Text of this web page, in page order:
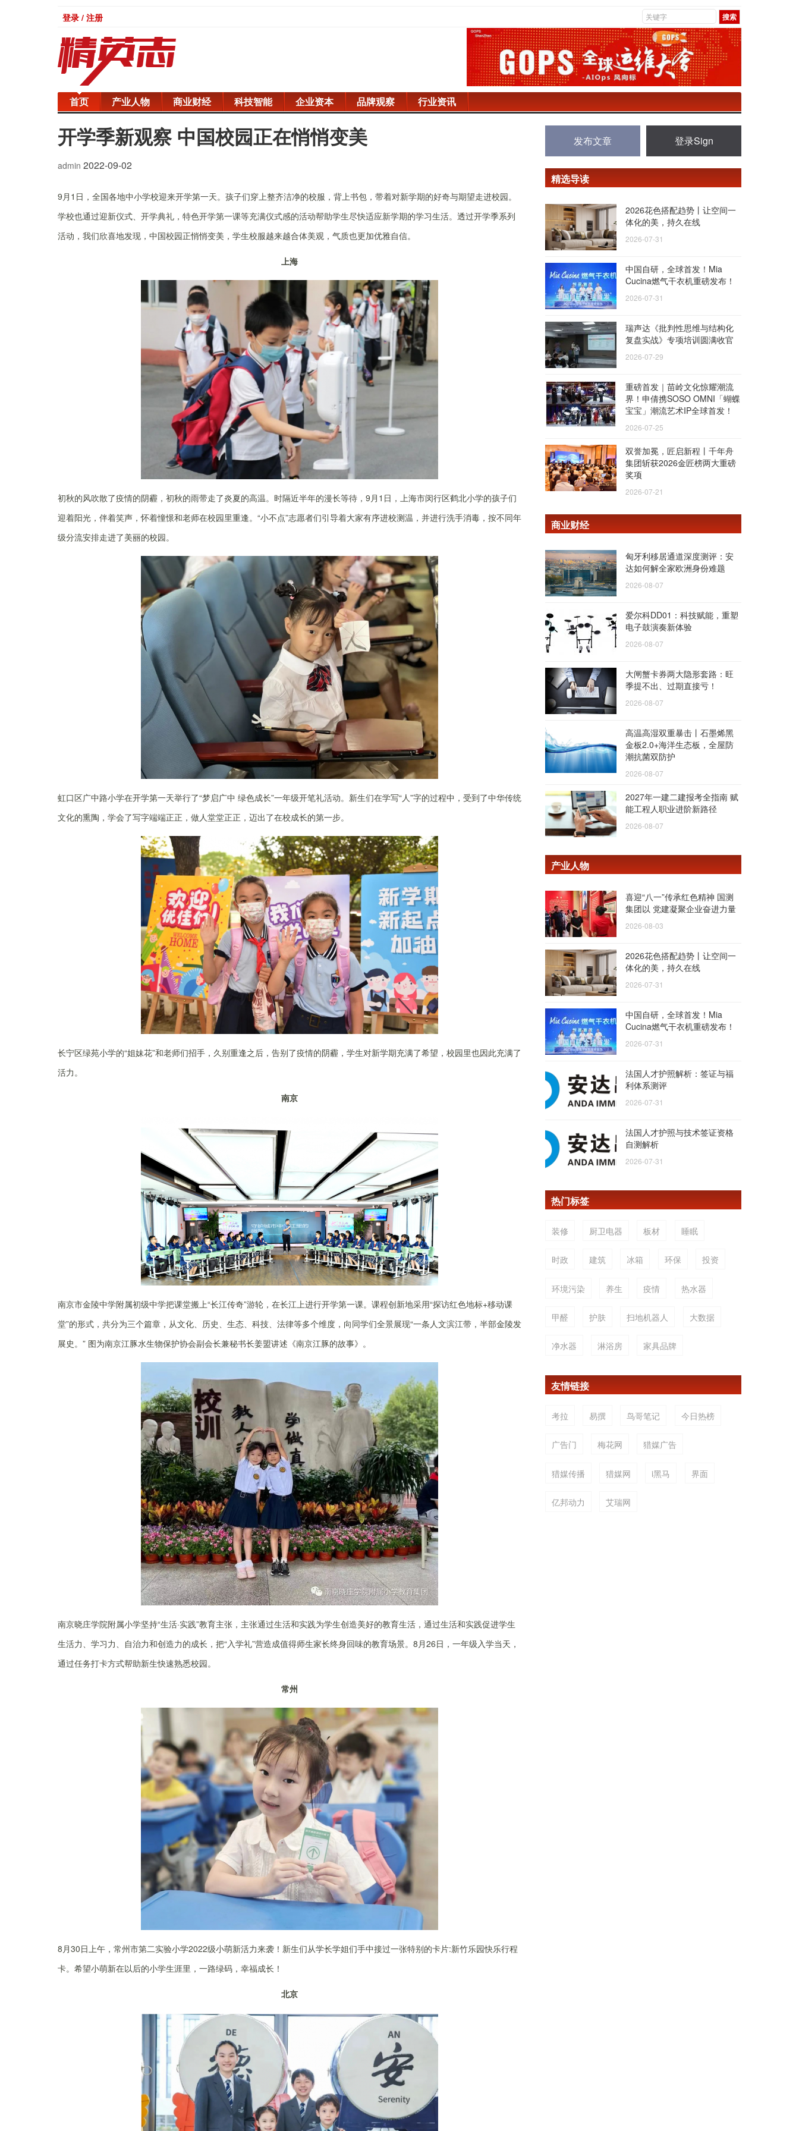
登录 / 注册
首页 产业人物 商业财经 科技智能 企业资本 品牌观察 行业资讯
开学季新观察 中国校园正在悄悄变美
admin 2022-09-02
9月1日，全国各地中小学校迎来开学第一天。孩子们穿上整齐洁净的校服，背上书包，带着对新学期的好奇与期望走进校园。
学校也通过迎新仪式、开学典礼，特色开学第一课等充满仪式感的活动帮助学生尽快适应新学期的学习生活。透过开学季系列
活动，我们欣喜地发现，中国校园正悄悄变美，学生校服越来越合体美观，气质也更加优雅自信。
上海
初秋的风吹散了疫情的阴霾，初秋的雨带走了炎夏的高温。时隔近半年的漫长等待，9月1日，上海市闵行区鹤北小学的孩子们
迎着阳光，伴着笑声，怀着憧憬和老师在校园里重逢。“小不点”志愿者们引导着大家有序进校测温，并进行洗手消毒，按不同年
级分流安排走进了美丽的校园。
虹口区广中路小学在开学第一天举行了“梦启广中 绿色成长”一年级开笔礼活动。新生们在学写“人”字的过程中，受到了中华传统
文化的熏陶，学会了写字端端正正，做人堂堂正正，迈出了在校成长的第一步。
长宁区绿苑小学的“姐妹花”和老师们招手，久别重逢之后，告别了疫情的阴霾，学生对新学期充满了希望，校园里也因此充满了
活力。
南京
南京市金陵中学附属初级中学把课堂搬上“长江传奇”游轮，在长江上进行开学第一课。课程创新地采用“探访红色地标+移动课
堂”的形式，共分为三个篇章，从文化、历史、生态、科技、法律等多个维度，向同学们全景展现“一条人文滨江带，半部金陵发
展史。” 图为南京江豚水生物保护协会副会长兼秘书长姜盟讲述《南京江豚的故事》。
南京晓庄学院附属小学坚持“生活·实践”教育主张，主张通过生活和实践为学生创造美好的教育生活，通过生活和实践促进学生
生活力、学习力、自治力和创造力的成长，把“入学礼”营造成值得师生家长终身回味的教育场景。8月26日，一年级入学当天，
通过任务打卡方式帮助新生快速熟悉校园。
常州
8月30日上午，常州市第二实验小学2022级小萌新活力来袭！新生们从学长学姐们手中接过一张特别的卡片:新竹乐园快乐行程
卡。希望小萌新在以后的小学生涯里，一路绿码，幸福成长！
北京
发布文章 登录Sign
精选导读
2026花色搭配趋势丨让空间一
体化的美，持久在线
2026-07-31
中国自研，全球首发！Mia
Cucina燃气干衣机重磅发布！
2026-07-31
瑞声达《批判性思维与结构化
复盘实战》专项培训圆满收官
2026-07-29
重磅首发｜苗岭文化惊耀潮流
界！申倩携SOSO OMNI「蝴蝶
宝宝」潮流艺术IP全球首发！
2026-07-25
双誉加冕，匠启新程丨千年舟
集团斩获2026金匠榜两大重磅
奖项
2026-07-21
商业财经
匈牙利移居通道深度测评：安
达如何解全家欧洲身份难题
2026-08-07
爱尔科DD01：科技赋能，重塑
电子鼓演奏新体验
2026-08-07
大闸蟹卡券两大隐形套路：旺
季提不出、过期直接亏！
2026-08-07
高温高湿双重暴击丨石墨烯黑
金板2.0+海洋生态板，全屋防
潮抗菌双防护
2026-08-07
2027年一建二建报考全指南 赋
能工程人职业进阶新路径
2026-08-07
产业人物
喜迎“八一”传承红色精神 国测
集团以 党建凝聚企业奋进力量
2026-08-03
2026花色搭配趋势丨让空间一
体化的美，持久在线
2026-07-31
中国自研，全球首发！Mia
Cucina燃气干衣机重磅发布！
2026-07-31
法国人才护照解析：签证与福
利体系测评
2026-07-31
法国人才护照与技术签证资格
自测解析
2026-07-31
热门标签
装修 厨卫电器 板材 睡眠
时政 建筑 冰箱 环保 投资
环境污染 养生 疫情 热水器
甲醛 护肤 扫地机器人 大数据
净水器 淋浴房 家具品牌
友情链接
考拉 易撰 鸟哥笔记 今日热榜
广告门 梅花网 猎媒广告
猎媒传播 猎媒网 i黑马 界面
亿邦动力 艾瑞网